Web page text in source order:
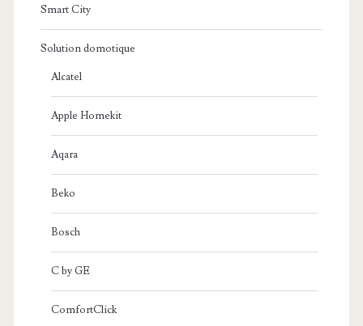
Smart City
Solution domotique
Alcatel
Apple Homekit
Aqara
Beko
Bosch
C by GE
ComfortClick